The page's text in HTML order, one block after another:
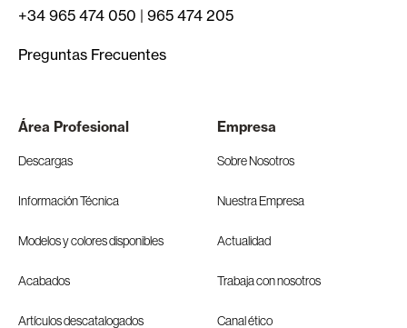
+34 965 474 050 | 965 474 205
Preguntas Frecuentes
Área Profesional
Descargas
Información Técnica
Modelos y colores disponibles
Acabados
Artículos descatalogados
Empresa
Sobre Nosotros
Nuestra Empresa
Actualidad
Trabaja con nosotros
Canal ético